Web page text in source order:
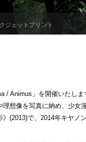
ジェットプリント
/ Animus」を開催いたしま
想像を写真に納め、少
(2013)で、2014年キヤ